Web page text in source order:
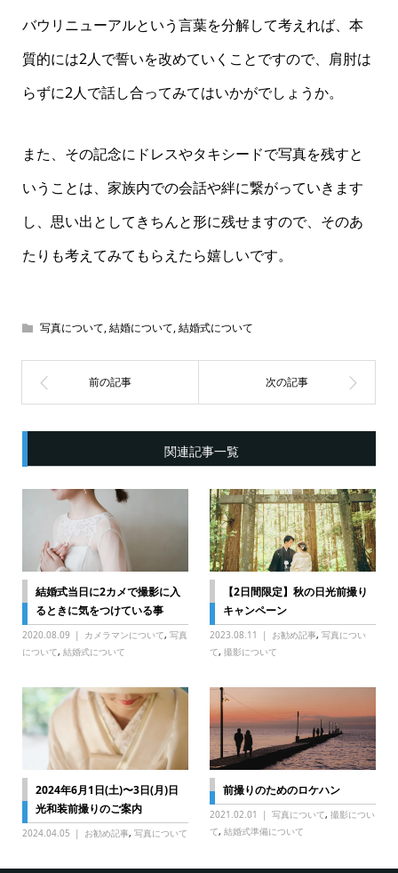
バウリニューアルという言葉を分解して考えれば、本
質的には2人で誓いを改めていくことですので、肩肘は
らずに2人で話し合ってみてはいかがでしょうか。
また、その記念にドレスやタキシードで写真を残すと
いうことは、家族内での会話や絆に繋がっていきます
し、思い出としてきちんと形に残せますので、そのあ
たりも考えてみてもらえたら嬉しいです。
写真について,結婚について,結婚式について
関連記事一覧
結婚式当日に2カメで撮影に入
るときに気をつけている事
2020.08.09 カメラマンについて, 写真
について, 結婚式について
【2日間限定】秋の日光前撮り
キャンペーン
2023.08.11 お勧め記事,写真につい
て,撮影について
2024年6月1日(土)〜3日(月)日
光和装前撮りのご案内
2024.04.05 お勧め記事, 写真について
前撮りのためのロケハン
2021.02.01 写真について,撮影につい
て,結婚式準備について